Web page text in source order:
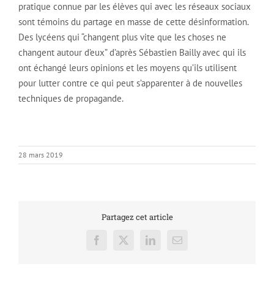
pratique connue par les élèves qui avec les réseaux sociaux
sont témoins du partage en masse de cette désinformation.
Des lycéens qui “changent plus vite que les choses ne
changent autour d’eux” d’après Sébastien Bailly avec qui ils
ont échangé leurs opinions et les moyens qu’ils utilisent
pour lutter contre ce qui peut s’apparenter à de nouvelles
techniques de propagande.
28 mars 2019
Partagez cet article
Facebook
X LinkedInEmail